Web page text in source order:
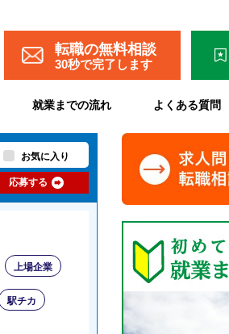
転職の無料相談
30秒で完了します
就業までの流れ よくある質問
お気に入り
応募する
上場企業
駅チカ